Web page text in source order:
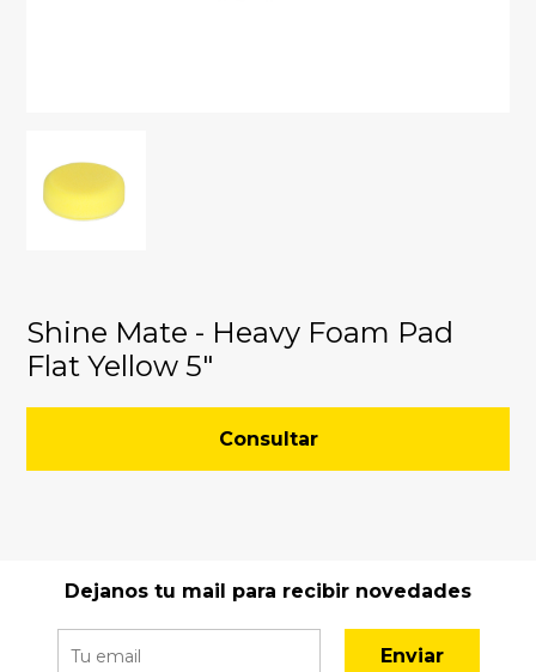
Shine Mate - Heavy Foam Pad
Flat Yellow 5"
Consultar
Dejanos tu mail para recibir novedades
Enviar